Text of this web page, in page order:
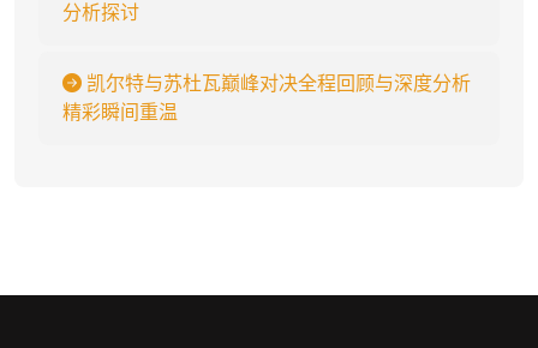
分析探讨
凯尔特与苏杜瓦巅峰对决全程回顾与深度分析
精彩瞬间重温